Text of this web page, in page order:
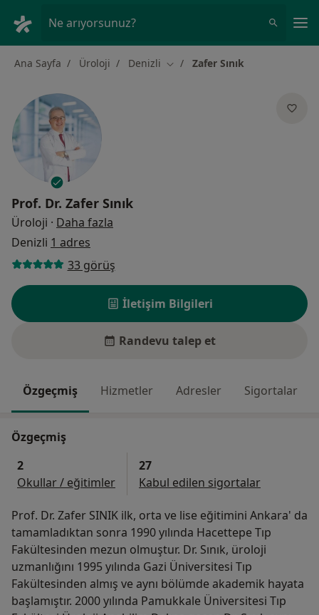
Ne arıyorsunuz?
Ana Sayfa Üroloji Denizli Şehir değiştir
Zafer Sınık
Prof. Dr. Zafer Sınık
Üroloji · Daha fazla
Denizli 1 adres
33 görüş
İletişim Bilgileri
Randevu talep et
Özgeçmiş Hizmetler Adresler Sigortalar
Özgeçmiş
2
Okullar / eğitimler
27
Kabul edilen sigortalar
Prof. Dr. Zafer SINIK ilk, orta ve lise eğitimini Ankara' da
tamamladıktan sonra 1990 yılında Hacettepe Tıp
Fakültesinden mezun olmuştur. Dr. Sınık, üroloji
uzmanlığını 1995 yılında Gazi Üniversitesi Tıp
Fakültesinden almış ve aynı bölümde akademik hayata
başlamıştır. 2000 yılında Pamukkale Üniversitesi Tıp